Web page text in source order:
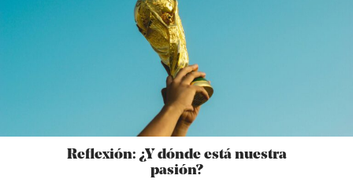
Reflexión: ¿Y dónde está nuestra
pasión?